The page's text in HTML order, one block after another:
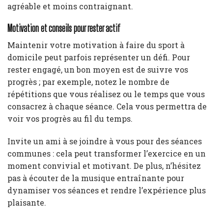
agréable et moins contraignant.
Motivation et conseils pour rester actif
Maintenir votre motivation à faire du sport à
domicile peut parfois représenter un défi. Pour
rester engagé, un bon moyen est de suivre vos
progrès ; par exemple, notez le nombre de
répétitions que vous réalisez ou le temps que vous
consacrez à chaque séance. Cela vous permettra de
voir vos progrès au fil du temps.
Invite un ami à se joindre à vous pour des séances
communes : cela peut transformer l’exercice en un
moment convivial et motivant. De plus, n’hésitez
pas à écouter de la musique entraînante pour
dynamiser vos séances et rendre l’expérience plus
plaisante.